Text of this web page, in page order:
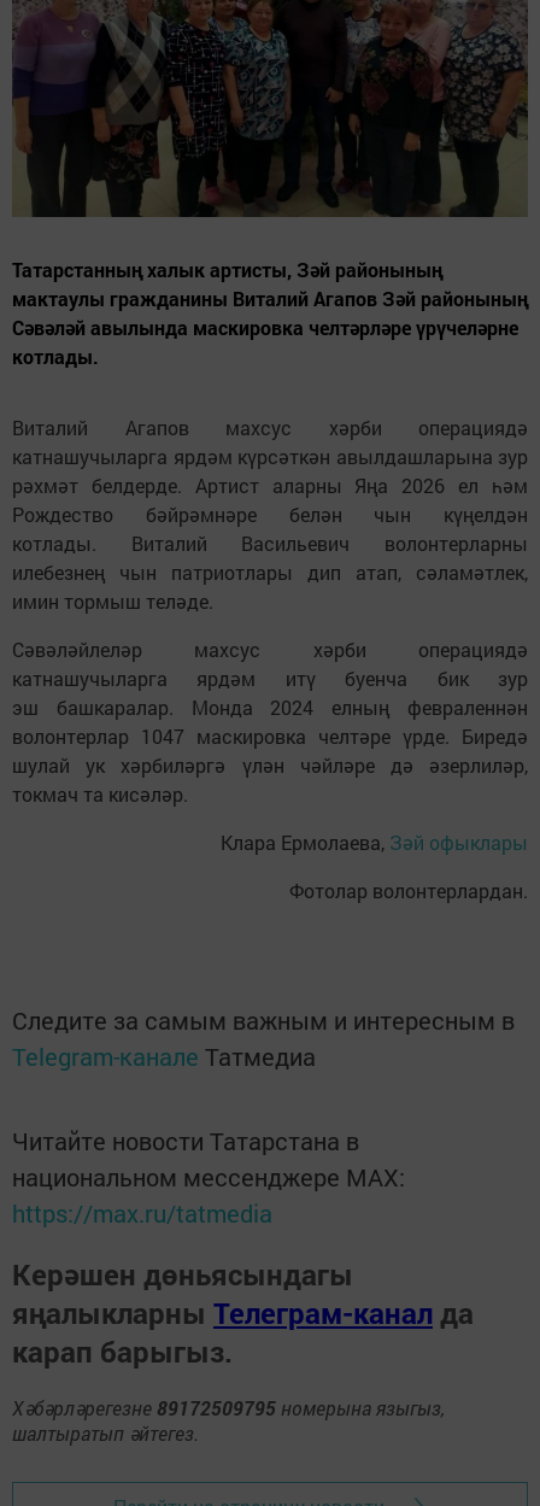
Татарстанның халык артисты, Зәй районының
мактаулы гражданины Виталий Агапов Зәй районының
Сәвәләй авылында маскировка челтәрләре үрүчеләрне
котлады.
Виталий Агапов махсус хәрби операциядә
катнашучыларга ярдәм күрсәткән авылдашларына зур
рәхмәт белдерде. Артист аларны Яңа 2026 ел һәм
Рождество бәйрәмнәре белән чын күңелдән
котлады. Виталий Васильевич волонтерларны
илебезнең чын патриотлары дип атап, сәламәтлек,
имин тормыш теләде.
Сәвәләйлеләр махсус хәрби операциядә
катнашучыларга ярдәм итү буенча бик зур
эш башкаралар. Монда 2024 елның февраленнән
волонтерлар 1047 маскировка челтәре үрде. Биредә
шулай ук хәрбиләргә үлән чәйләре дә әзерлиләр,
токмач та кисәләр.
Клара Ермолаева, Зәй офыклары
Фотолар волонтерлардан.
Следите за самым важным и интересным в
Telegram-канале Татмедиа
Читайте новости Татарстана в
национальном мессенджере MАХ:
https://max.ru/tatmedia
Керәшен дөньясындагы
яңалыкларны Телеграм-канал да
карап барыгыз.
Хәбәрләрегезне 89172509795 номерына языгыз,
шалтыратып әйтегез.